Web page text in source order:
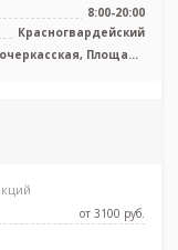
8:00-20:00
Красногвардейский
Площадь
от 3100 pуб.